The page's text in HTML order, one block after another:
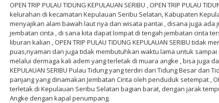
OPEN TRIP PULAU TIDUNG KEPULAUAN SERIBU , OPEN TRIP PULAU
kelurahan di kecamatan Kepulauan Seribu Selatan, Kabupaten
menyajikan alam bawah laut nya dan wisata pantai , disana juga
jembatan cinta , di sana kita dapat lompat di tengah jembatan cinta
liburan kalian , OPEN TRIP PULAU TIDUNG KEPULAUAN SERIBU tidak
puas,nyaman dan juga tidak membutuhkan waktu lama untuk
melalui dermaga kali adem yang terletak di muara angke , bisa juga
KEPULAUAN SERIBU Pulau Tidung yang terdiri dari Tidung Besar dan
panjang yang dinamakan Jembatan Cinta oleh penduduk setempat ,
terletak di Kepulauan Seribu Selatan bagian barat, dengan jarak
Angke dengan kapal penumpang.